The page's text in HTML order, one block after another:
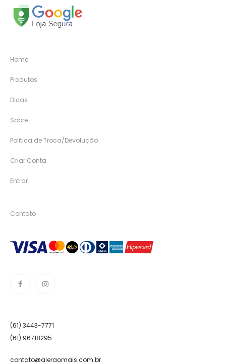
Home
Produtos
Dicas
Sobre
Politica de Troca/Devolução
Criar Conta
Entrar
Contato
(61) 3443-7771
(61) 96718295
contato@alergomais.com.br